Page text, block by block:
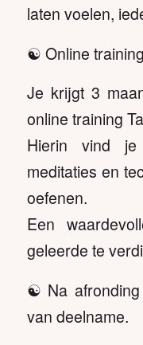
laten voelen,
☯️ Online
Je krijgt 3
online training
Hierin vind je
meditaties en
oefenen.
Een
geleerde te
☯️ Na
van deelname.